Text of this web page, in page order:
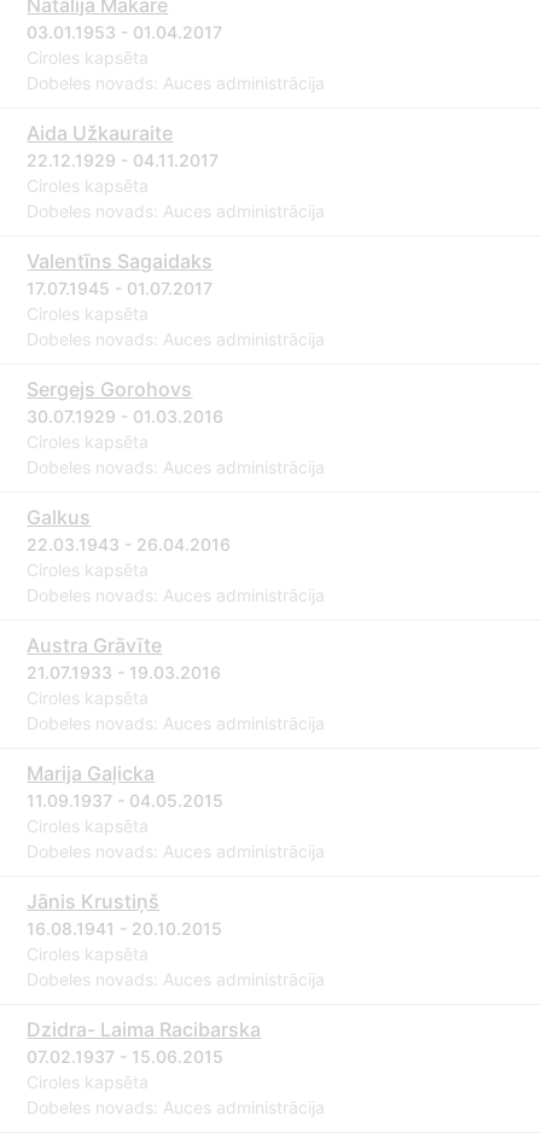
Natālija Makare
03.01.1953 - 01.04.2017
Ciroles kapsēta
Dobeles novads: Auces administrācija
Aida Užkauraite
22.12.1929 - 04.11.2017
Ciroles kapsēta
Dobeles novads: Auces administrācija
Valentīns Sagaidaks
17.07.1945 - 01.07.2017
Ciroles kapsēta
Dobeles novads: Auces administrācija
Sergejs Gorohovs
30.07.1929 - 01.03.2016
Ciroles kapsēta
Dobeles novads: Auces administrācija
Galkus
22.03.1943 - 26.04.2016
Ciroles kapsēta
Dobeles novads: Auces administrācija
Austra Grāvīte
21.07.1933 - 19.03.2016
Ciroles kapsēta
Dobeles novads: Auces administrācija
Marija Gaļicka
11.09.1937 - 04.05.2015
Ciroles kapsēta
Dobeles novads: Auces administrācija
Jānis Krustiņš
16.08.1941 - 20.10.2015
Ciroles kapsēta
Dobeles novads: Auces administrācija
Dzidra- Laima Racibarska
07.02.1937 - 15.06.2015
Ciroles kapsēta
Dobeles novads: Auces administrācija